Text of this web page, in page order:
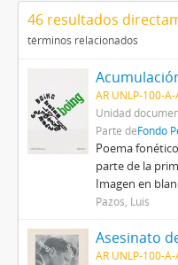
46 resultados
términos relacionados
AR UNLP-100-
Unidad
Parte deFondo
Poema
parte de la
Imagen en
Pazos, Luis
Asesinato
AR UNLP-100-